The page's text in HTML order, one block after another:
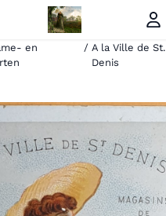
momenteel gesloten.
en
/ A la Ville de St.
Denis